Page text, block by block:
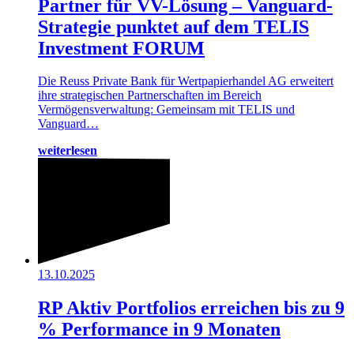
Partner für VV-Lösung – Vanguard-
Strategie punktet auf dem TELIS
Investment FORUM
Die Reuss Private Bank für Wertpapierhandel AG erweitert
ihre strategischen Partnerschaften im Bereich
Vermögensverwaltung: Gemeinsam mit TELIS und
Vanguard…
weiterlesen
13.10.2025
RP Aktiv Portfolios erreichen bis zu 9
% Performance in 9 Monaten